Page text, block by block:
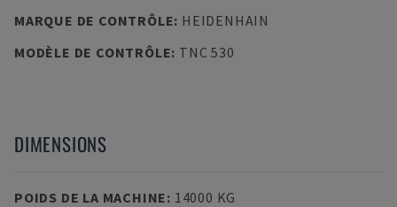
MARQUE DE CONTRÔLE: HEIDENHAIN
MODÈLE DE CONTRÔLE: TNC 530
DIMENSIONS
POIDS DE LA MACHINE: 14000 KG